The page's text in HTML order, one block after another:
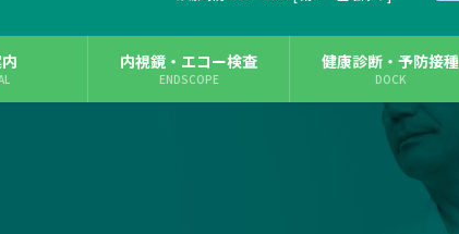
内視鏡・エコー検査
ENDSCOPE
健康診断・予防接種
DOCK